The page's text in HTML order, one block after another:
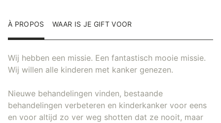
À PROPOS WAAR IS JE GIFT VOOR
Wij hebben een missie. Een fantastisch mooie missie.
Wij willen alle kinderen met kanker genezen.
Nieuwe behandelingen vinden, bestaande
behandelingen verbeteren en kinderkanker voor eens
en voor altijd zo ver weg shotten dat ze nooit, maar